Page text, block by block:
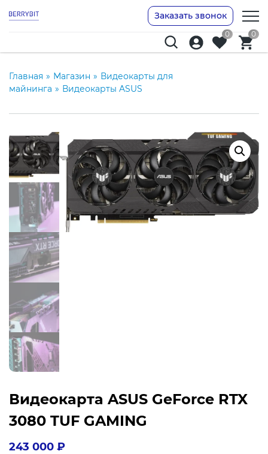
Заказать звонок
0 0
Главная » Магазин » Видеокарты для
майнинга » Видеокарты ASUS
Видеокарта ASUS GeForce RTX
3080 TUF GAMING
243 000 ₽